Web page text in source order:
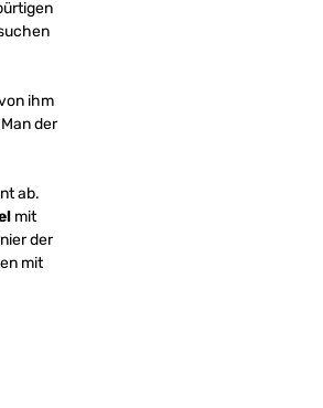
ihm
der
ab.
mit
der
mit